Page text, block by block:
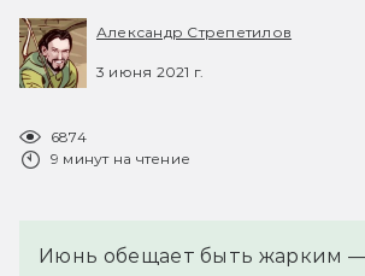
Александр Стрепетилов
3 июня 2021 г.
6874
9 минут на чтение
Июнь обещает быть жарким —